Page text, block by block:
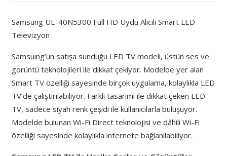
Samsung UE-40N5300 Full HD Uydu Alıcılı Smart LED
Televizyon
Samsuıng’un satışa sunduğu LED TV modeli, üstün ses ve
görüntü teknolojileri ile dikkat çekiyor. Modelde yer alan
Smart TV özelliği sayesinde birçok uygulama, kolaylıkla LED
TV’de çalıştırılabiliyor. Farklı tasarımı ile dikkat çeken LED
TV, sadece siyah renk çeşidi ile kullanıcılarla buluşuyor.
Modelde bulunan Wi-Fi Direct teknolojisi ve dâhili Wi-Fi
özelliği sayesinde kolaylıkla internete bağlanılabiliyor.